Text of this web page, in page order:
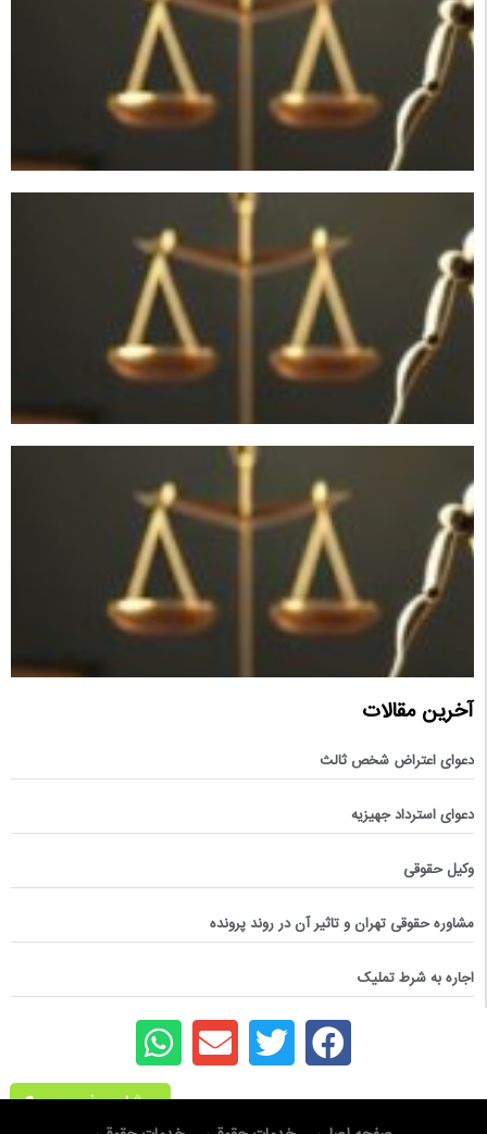
آخرین مقالات
دعوای اعتراض شخص ثالث
دعوای استرداد جهیزیه
وکیل حقوقی
مشاوره حقوقی تهران و تاثیر آن در روند پرونده
اجاره به شرط تملیک
مشاوره فوری